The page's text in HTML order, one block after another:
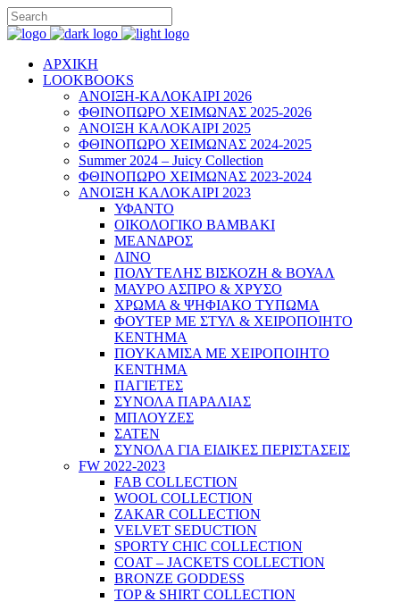
ΑΡΧΙΚΗ
LOOKBOOKS
ΑΝΟΙΞΗ-ΚΑΛΟΚΑΙΡΙ 2026
ΦΘΙΝΟΠΩΡΟ ΧΕΙΜΩΝΑΣ 2025-2026
ΑΝΟΙΞΗ ΚΑΛΟΚΑΙΡΙ 2025
ΦΘΙΝΟΠΩΡΟ ΧΕΙΜΩΝΑΣ 2024-2025
Summer 2024 – Juicy Collection
ΦΘΙΝΟΠΩΡΟ ΧΕΙΜΩΝΑΣ 2023-2024
ΑΝΟΙΞΗ ΚΑΛΟΚΑΙΡΙ 2023
ΥΦΑΝΤΟ
ΟΙΚΟΛΟΓΙΚΟ ΒΑΜΒΑΚΙ
ΜΕΑΝΔΡΟΣ
ΛΙΝΟ
ΠΟΛΥΤΕΛΗΣ ΒΙΣΚΟΖΗ & ΒΟΥΑΛ
ΜΑΥΡΟ ΑΣΠΡΟ & ΧΡΥΣΟ
ΧΡΩΜΑ & ΨΗΦΙΑΚΟ ΤΥΠΩΜΑ
ΦΟΥΤΕΡ ΜΕ ΣΤΥΛ & ΧΕΙΡΟΠΟΙΗΤΟ
ΚΕΝΤΗΜΑ
ΠΟΥΚΑΜΙΣΑ ΜΕ ΧΕΙΡΟΠΟΙΗΤΟ
ΚΕΝΤΗΜΑ
ΠΑΓΙΕΤΕΣ
ΣΥΝΟΛΑ ΠΑΡΑΛΙΑΣ
ΜΠΛΟΥΖΕΣ
ΣΑΤΕΝ
ΣΥΝΟΛΑ ΓΙΑ ΕΙΔΙΚΕΣ ΠΕΡΙΣΤΑΣΕΙΣ
FW 2022-2023
FAB COLLECTION
WOOL COLLECTION
ZAKAR COLLECTION
VELVET SEDUCTION
SPORTY CHIC COLLECTION
COAT – JACKETS COLLECTION
BRONZE GODDESS
TOP & SHIRT COLLECTION